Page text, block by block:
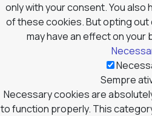
only with your consent. You
of these cookies. But opting
may have an effect on your
Sempre
Necessary cookies are
to function properly. This